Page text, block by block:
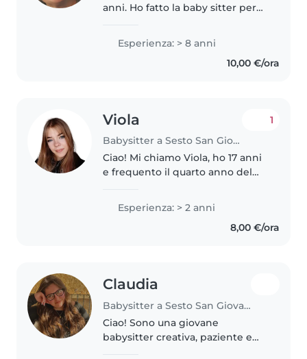
anni. Ho fatto la baby sitter per
empatica entusiasta e molto
Esperienza: > 8 anni
10,00 €/ora
Viola
Babysitter a Sesto San Giovanni
1
Ciao! Mi chiamo Viola, ho 17 anni
e frequento il quarto anno del
piacerebbe fare esperienza
come babysitter in vista del mio
futuro percorso universitario,..
Esperienza: > 2 anni
8,00 €/ora
Claudia
Babysitter a Sesto San Giovanni
Ciao! Sono una giovane
babysitter creativa, paziente e